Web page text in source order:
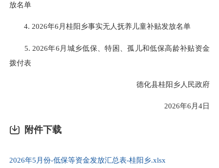
放名单
4. 2026年6月桂阳乡事实无人抚养儿童补贴发放名单
5. 2026年6月城乡低保、特困、孤儿和低保高龄补贴资金
拨付表
德化县桂阳乡人民政府
2026年6月4日
附件下载
2026年5月份-低保等资金发放汇总表-桂阳乡.xlsx